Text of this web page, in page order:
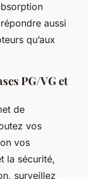
aussi
qu’aux
PG/VG et
de
vos
vos
la sécurité,
surveillez